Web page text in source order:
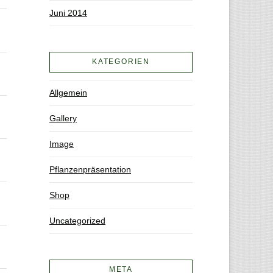
Juni 2014
KATEGORIEN
Allgemein
Gallery
Image
Pflanzenpräsentation
Shop
Uncategorized
META